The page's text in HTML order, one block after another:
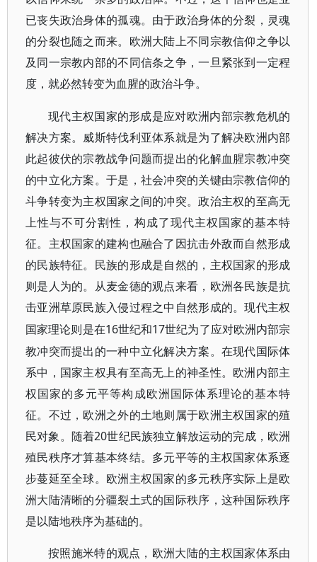
已丧失政治身体的孤魂。由于政治身体的分裂，灵魂
的分裂也随之而来。欧洲大陆上不同宗教信仰之争以
及同一宗教内部的不同信条之争，一旦紧张到一定程
度，就必然转变为血腥的政治斗争。
现代主权国家的形成是应对欧洲内部宗教危机的
解决方案。威斯特伐利亚体系就是为了解决欧洲内部
此起彼伏的宗教战争问题而提出的化解血腥宗教冲突
的中立化方案。于是，社会冲突的关键由宗教信仰的
斗争转变为主权国家之间的冲突。政治主权的至高无
上性与不可分割性，构成了现代主权国家的基本特
征。主权国家的建构也融合了因抗击外敌而自然形成
的民族特征。民族的形成是自然的，主权国家的形成
则是人为的。从麦金德的观点来看，欧洲各民族是抗
击亚洲草原民族入侵过程之中自然形成的。现代主权
国家理论则是在16世纪和17世纪为了应对欧洲内部宗
教冲突而提出的一种中立化解决方案。在现代国际体
系中，国家主权具有至高无上的神圣性。欧洲内部主
权国家的多元平等构成欧洲国际体系理论的基本特
征。不过，欧洲之外的土地则属于欧洲主权国家的殖
民对象。随着20世纪民族独立解放运动的完成，欧洲
殖民秩序才算基本终结。多元平等的主权国家体系逐
步蔓延至全球。欧洲主权国家的多元秩序实际上是欧
洲大陆清晰的分疆裂土式的国际秩序，这种国际秩序
是以陆地秩序为基础的。
按照施米特的观点，欧洲大陆的主权国家体系由